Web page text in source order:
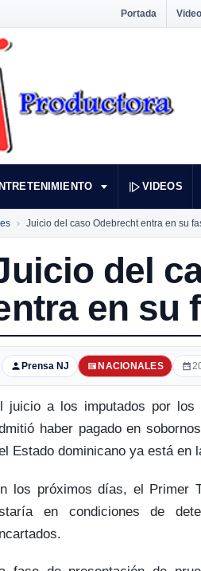
Portada Video
VIDEOS
Juicio del caso Odebrecht entra en su
del
en su
Prensa NJ NACIONALES
juicio a los imputados por los
haber pagado en
Estado dominicano ya está en
los próximos días, el Primer
en condiciones de